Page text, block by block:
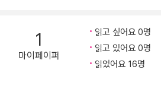
생들과 눈높이를 맞추며 소통하기 위해
서 및 다양한 교육활동에서 깨친 삶의 지
전한 이야기들 가운데 학생들이 특히 좋
과나 정치적 업적에서 선비의 가치를 조
들로, 가장으로, 친구로 한 시대를 뜨겁
모습에 주목했다. 그리하여 진정 선비를
1
마이페이퍼
읽고 싶어요 0명
읽고 있어요 0명
읽었어요 16명